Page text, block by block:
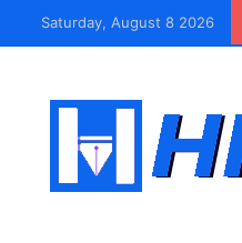
Saturday, August 8 2026